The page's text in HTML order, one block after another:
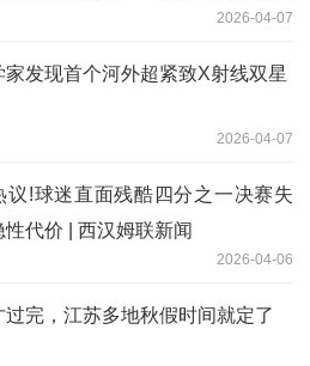
2026-04-07
家发现首个河外超紧致X射线双星
2026-04-07
议!球迷直面残酷四分之一决赛失
性代价 | 西汉姆联新闻
2026-04-06
过完，江苏多地秋假时间就定了